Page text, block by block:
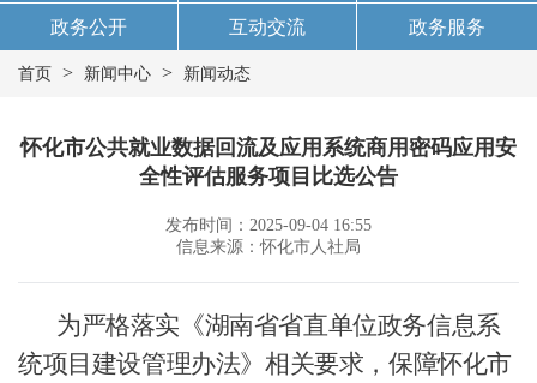
政务公开 互动交流 政务服务
首页 > 新闻中心 > 新闻动态
怀化市公共就业数据回流及应用系统商用密码应用安
全性评估服务项目比选公告
发布时间：2025-09-04 16:55
信息来源：怀化市人社局
为严格落实《湖南省省直单位政务信息系
统项目建设管理办法》相关要求，保障怀化市